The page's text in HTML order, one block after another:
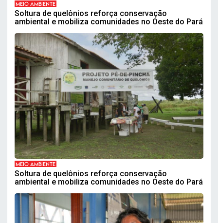
MEIO AMBIENTE
Soltura de quelônios reforça conservação
ambiental e mobiliza comunidades no Oeste do Pará
MEIO AMBIENTE
Soltura de quelônios reforça conservação
ambiental e mobiliza comunidades no Oeste do Pará